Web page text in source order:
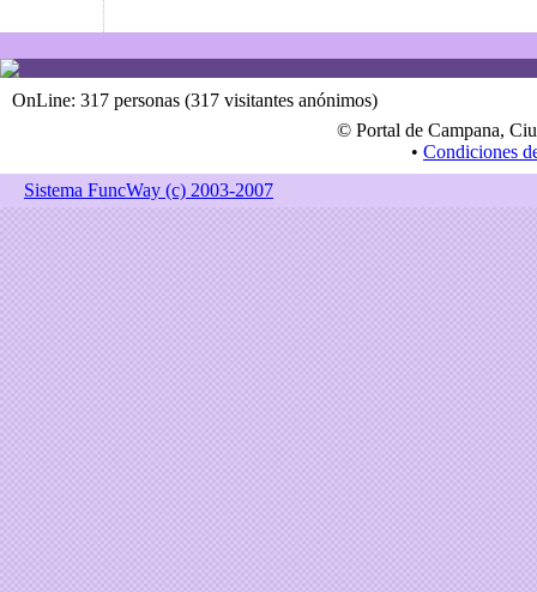
OnLine: 317 personas (317 visitantes anónimos)
© Portal de Campana,
• Condiciones
Sistema FuncWay (c) 2003-2007